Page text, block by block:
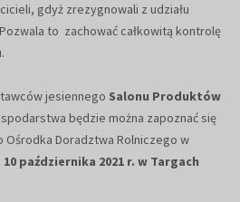
gdyż zrezygnowali z udziału
to zachować całkowitą kontrolę
jesiennego Salonu Produktów
będzie można zapoznać się
Doradztwa Rolniczego w
października 2021 r. w Targach